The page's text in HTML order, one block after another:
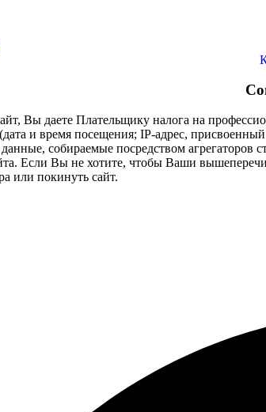
Вы даете Плательщику налога на
и время посещения; IP-адрес,
собираемые посредством агрегаторов
Если Вы не хотите, чтобы Ваши
или покинуть сайт.